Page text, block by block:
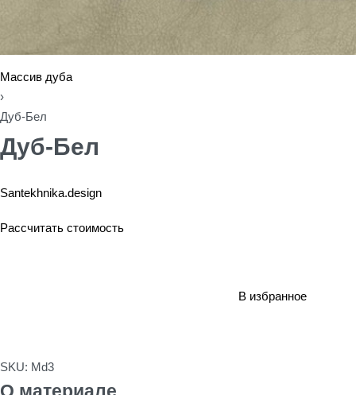
Массив дуба
›
Дуб-Бел
Дуб-Бел
Santekhnika.design
Рассчитать стоимость
В избранное
SKU: Md3